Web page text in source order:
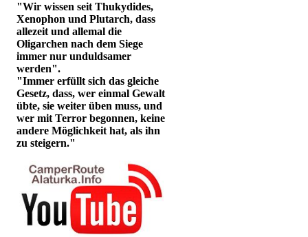
"Wir wissen seit Thukydides,
Xenophon und Plutarch, dass
allezeit und allemal die
Oligarchen nach dem Siege
immer nur unduldsamer
werden".
"Immer erfüllt sich das gleiche
Gesetz, dass, wer einmal Gewalt
übte, sie weiter üben muss, und
wer mit Terror begonnen, keine
andere Möglichkeit hat, als ihn
zu steigern."